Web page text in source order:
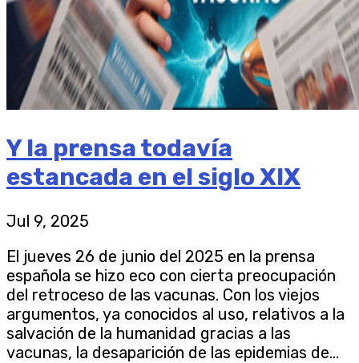
Y la prensa todavía
estancada en el siglo XIX
Jul 9, 2025
El jueves 26 de junio del 2025 en la prensa
española se hizo eco con cierta preocupación
del retroceso de las vacunas. Con los viejos
argumentos, ya conocidos al uso, relativos a la
salvación de la humanidad gracias a las
vacunas, la desaparición de las epidemias de...